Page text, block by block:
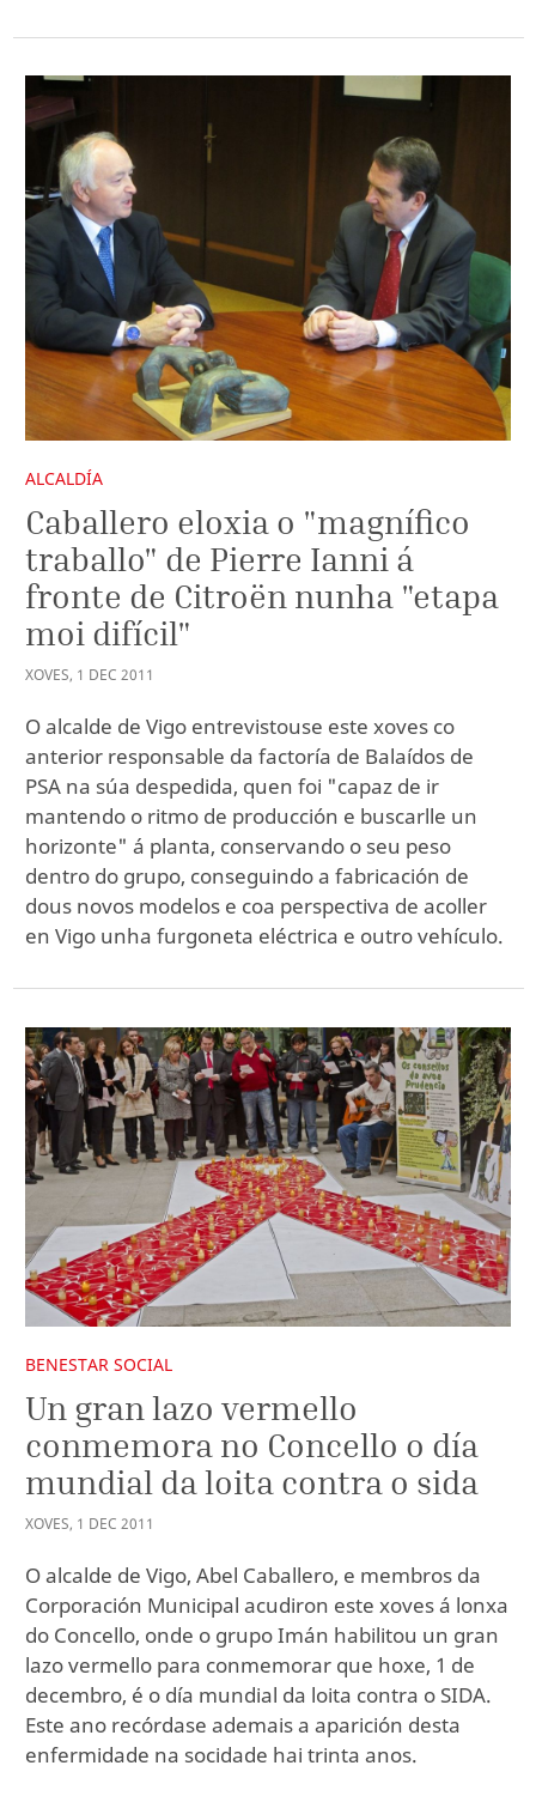
ALCALDÍA
Caballero eloxia o "magnífico
traballo" de Pierre Ianni á
fronte de Citroën nunha "etapa
moi difícil"
XOVES, 1 DEC 2011
O alcalde de Vigo entrevistouse este xoves co
anterior responsable da factoría de Balaídos de
PSA na súa despedida, quen foi "capaz de ir
mantendo o ritmo de producción e buscarlle un
horizonte" á planta, conservando o seu peso
dentro do grupo, conseguindo a fabricación de
dous novos modelos e coa perspectiva de acoller
en Vigo unha furgoneta eléctrica e outro vehículo.
BENESTAR SOCIAL
Un gran lazo vermello
conmemora no Concello o día
mundial da loita contra o sida
XOVES, 1 DEC 2011
O alcalde de Vigo, Abel Caballero, e membros da
Corporación Municipal acudiron este xoves á lonxa
do Concello, onde o grupo Imán habilitou un gran
lazo vermello para conmemorar que hoxe, 1 de
decembro, é o día mundial da loita contra o SIDA.
Este ano recórdase ademais a aparición desta
enfermidade na socidade hai trinta anos.